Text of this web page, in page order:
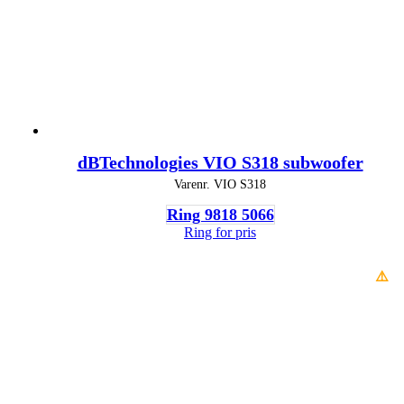
dBTechnologies VIO S318 subwoofer
Varenr. VIO S318
Ring 9818 5066
Ring for pris
⚠️